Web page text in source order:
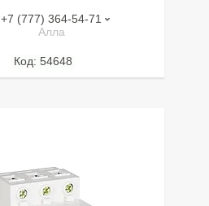
+7 (777) 364-54-71
Алла
54648